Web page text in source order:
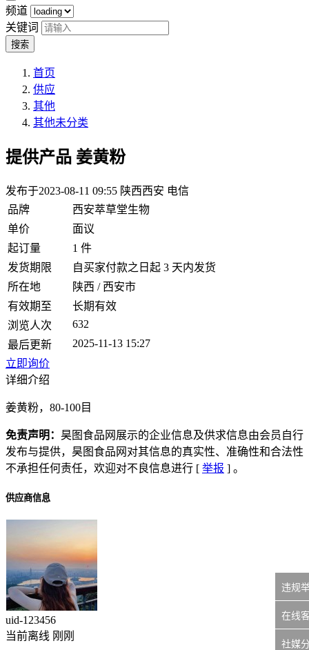
频道
关键词
搜索
首页
供应
其他
其他未分类
提供产品 姜黄粉
发布于2023-08-11 09:55 陕西西安 电信
品牌
西安萃草堂生物
单价
面议
起订量
1 件
发货期限
自买家付款之日起 3 天内发货
所在地
陕西 / 西安市
有效期至
长期有效
浏览人次
632
最后更新
2025-11-13 15:27
立即询价
详细介绍
姜黄粉，80-100目
免责声明： 昊图食品网展示的企业信息及供求信息由会员自行
发布与提供，昊图食品网对其信息的真实性、准确性和合法性
不承担任何责任，欢迎对不良信息进行 [ 举报 ] 。
供应商信息
uid-123456
当前离线 刚刚
违规
在线
社媒